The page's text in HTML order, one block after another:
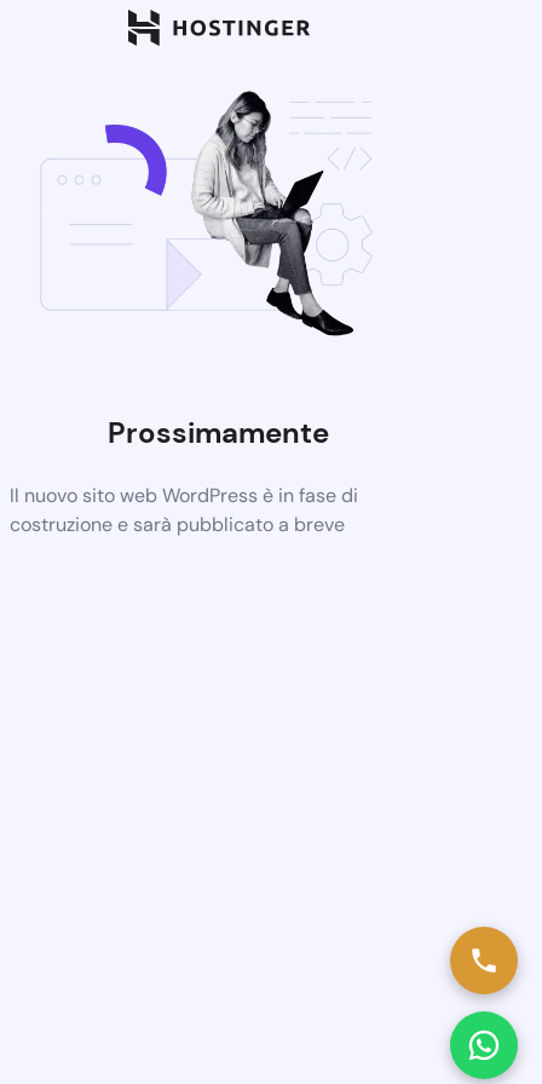
Prossimamente
Il nuovo sito web WordPress è in fase di
costruzione e sarà pubblicato a breve